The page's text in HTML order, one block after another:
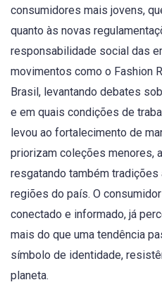
consumidores mais jovens,
quanto às novas
responsabilidade social das
movimentos como o Fashion
Brasil, levantando debates
e em quais condições de
levou ao fortalecimento de
priorizam coleções menores,
resgatando também
regiões do país. O
conectado e informado, já
mais do que uma tendência
símbolo de identidade,
planeta.